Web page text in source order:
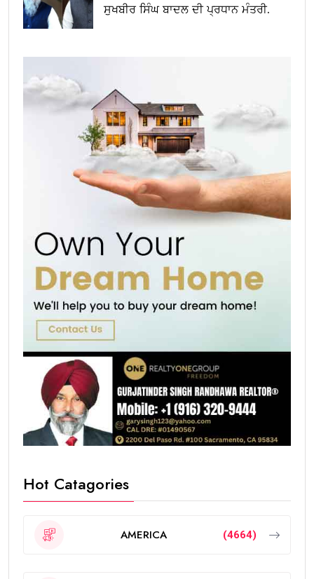
ਸੁਖਬੀਰ ਸਿੰਘ ਬਾਦਲ ਦੀ ਪ੍ਰਧਾਨ ਮੰਤਰੀ.
Hot Catagories
AMERICA (4664)